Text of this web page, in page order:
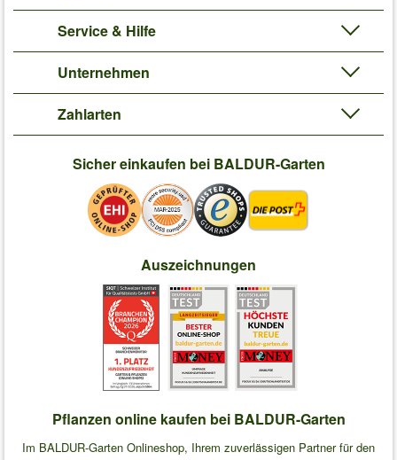
Service & Hilfe
Unternehmen
Zahlarten
Sicher einkaufen bei BALDUR-Garten
Auszeichnungen
Pflanzen online kaufen bei BALDUR-Garten
Im BALDUR-Garten Onlineshop, Ihrem zuverlässigen Partner für den